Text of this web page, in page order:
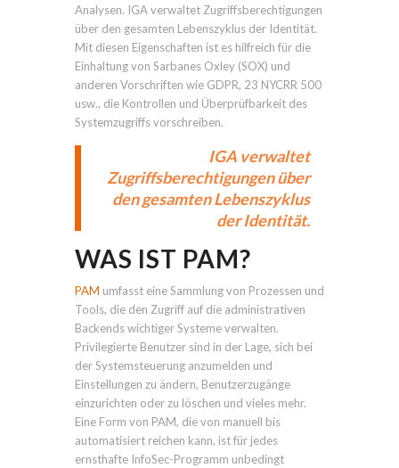
Analysen. IGA verwaltet Zugriffsberechtigungen
über den gesamten Lebenszyklus der Identität.
Mit diesen Eigenschaften ist es hilfreich für die
Einhaltung von Sarbanes Oxley (SOX) und
anderen Vorschriften wie GDPR, 23 NYCRR 500
usw., die Kontrollen und Überprüfbarkeit des
Systemzugriffs vorschreiben.
IGA verwaltet
Zugriffsberechtigungen über
den gesamten Lebenszyklus
der Identität.
WAS IST PAM?
PAM umfasst eine Sammlung von Prozessen und
Tools, die den Zugriff auf die administrativen
Backends wichtiger Systeme verwalten.
Privilegierte Benutzer sind in der Lage, sich bei
der Systemsteuerung anzumelden und
Einstellungen zu ändern, Benutzerzugänge
einzurichten oder zu löschen und vieles mehr.
Eine Form von PAM, die von manuell bis
automatisiert reichen kann, ist für jedes
ernsthafte InfoSec-Programm unbedingt